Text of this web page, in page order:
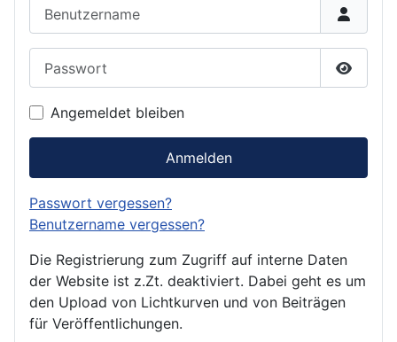
Angemeldet bleiben
Anmelden
Passwort vergessen?
Benutzername vergessen?
Die Registrierung zum Zugriff auf interne Daten
der Website ist z.Zt. deaktiviert. Dabei geht es um
den Upload von Lichtkurven und von Beiträgen
für Veröffentlichungen.